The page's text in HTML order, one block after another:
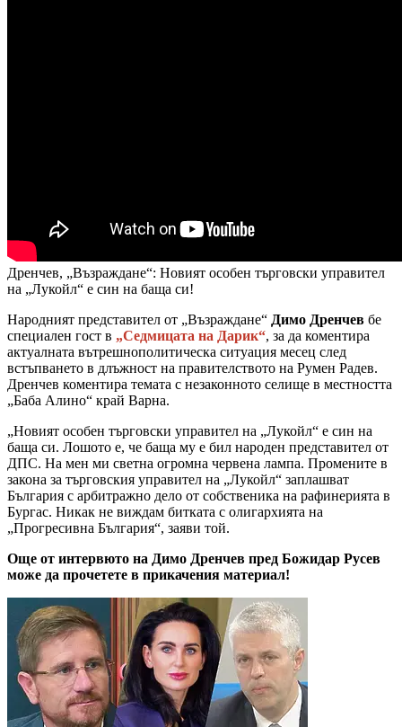
Дренчев, „Възраждане“: Новият особен търговски управител
на „Лукойл“ е син на баща си!
Народният представител от „Възраждане“ Димо Дренчев бе
специален гост в „Седмицата на Дарик“, за да коментира
актуалната вътрешнополитическа ситуация месец след
встъпването в длъжност на правителството на Румен Радев.
Дренчев коментира темата с незаконното селище в местността
„Баба Алино“ край Варна.
„Новият особен търговски управител на „Лукойл“ е син на
баща си. Лошото е, че баща му е бил народен представител от
ДПС. На мен ми светна огромна червена лампа. Промените в
закона за търговския управител на „Лукойл“ заплашват
България с арбитражно дело от собственика на рафинерията в
Бургас. Никак не виждам битката с олигархията на
„Прогресивна България“, заяви той.
Още от интервюто на Димо Дренчев пред Божидар Русев
може да прочетете в прикачения материал!